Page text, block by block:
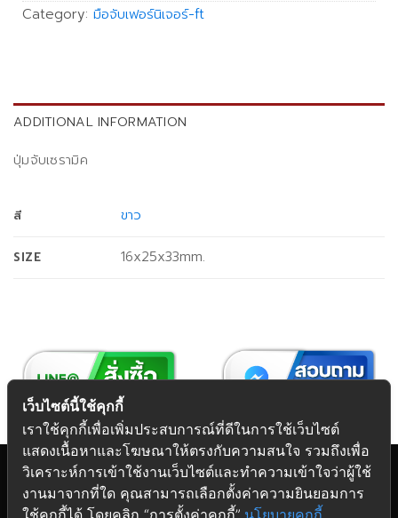
Category: มือจับเฟอร์นิเจอร์-ft
ADDITIONAL INFORMATION
ปุ่มจับเซรามิค
สี ขาว
SIZE 16x25x33mm.
Copyright 2026 © Futuretech Intermarketing Co., Ltd.
เว็บไซต์นี้ใช้คุกกี้
เราใช้คุกกี้เพื่อเพิ่มประสบการณ์ที่ดีในการใช้เว็บไซต์
แสดงเนื้อหาและโฆษณาให้ตรงกับความสนใจ รวมถึงเพื่อ
วิเคราะห์การเข้าใช้งานเว็บไซต์และทำความเข้าใจว่าผู้ใช้
งานมาจากที่ใด คุณสามารถเลือกตั้งค่าความยินยอมการ
ใช้คุกกี้ได้ โดยคลิก “การตั้งค่าคุกกี้” นโยบายคุกกี้